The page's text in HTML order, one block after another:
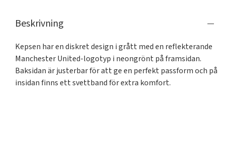
Beskrivning
Kepsen har en diskret design i grått med en reflekterande
Manchester United-logotyp i neongrönt på framsidan.
Baksidan är justerbar för att ge en perfekt passform och på
insidan finns ett svettband för extra komfort.